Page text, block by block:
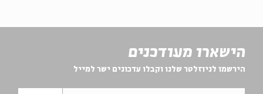
הישארו מעודכנים
הירשמו לניוזלטר שלנו וקבלו עדכונים ישר למייל